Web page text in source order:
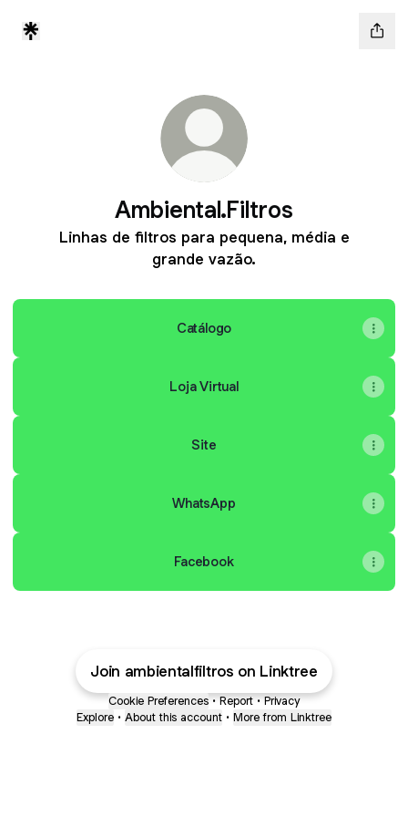
Ambiental.Filtros
Linhas de filtros para pequena, média e
grande vazão.
Catálogo
Loja Virtual
Site
WhatsApp
Facebook
Join ambientalfiltros on Linktree
Cookie Preferences • Report • Privacy
Explore • About this account • More from Linktree